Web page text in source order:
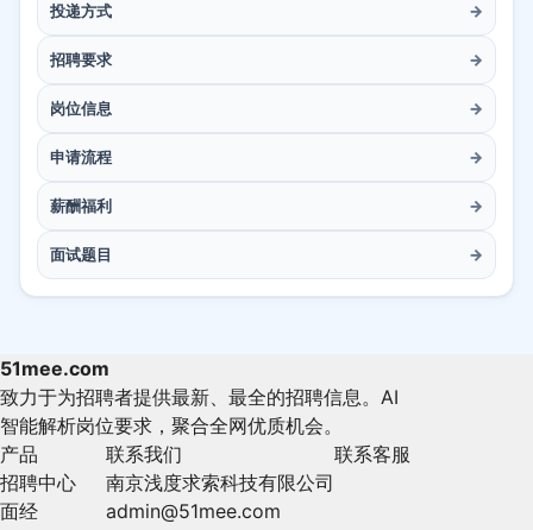
投递方式 →
招聘要求 →
岗位信息 →
申请流程 →
薪酬福利 →
面试题目 →
51mee.com
致力于为招聘者提供最新、最全的招聘信息。AI
智能解析岗位要求，聚合全网优质机会。
产品
招聘中心
面经
联系我们
南京浅度求索科技有限公司
admin@51mee.com
联系客服